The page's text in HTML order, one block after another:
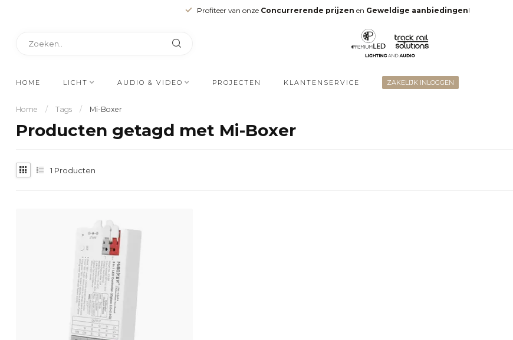
Profiteer van onze Concurrerende prijzen en Geweldige aanbiedingen!
HOME LICHT AUDIO & VIDEO PROJECTEN KLANTENSERVICE ZAKELIJK INLOGGEN
Home / Tags / Mi-Boxer
Producten getagd met Mi-Boxer
1 Producten